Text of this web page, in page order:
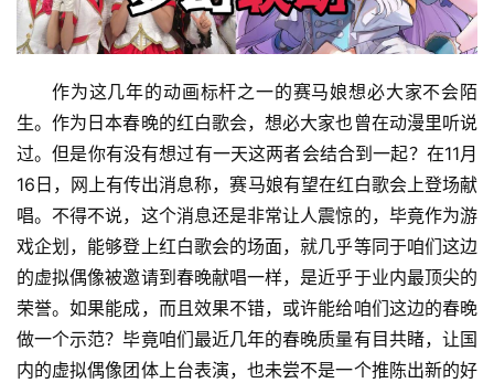
作为这几年的动画标杆之一的赛马娘想必大家不会陌
生。作为日本春晚的红白歌会，想必大家也曾在动漫里听说
过。但是你有没有想过有一天这两者会结合到一起？在11月
16日，网上有传出消息称，赛马娘有望在红白歌会上登场献
唱。不得不说，这个消息还是非常让人震惊的，毕竟作为游
戏企划，能够登上红白歌会的场面，就几乎等同于咱们这边
的虚拟偶像被邀请到春晚献唱一样，是近乎于业内最顶尖的
荣誉。如果能成，而且效果不错，或许能给咱们这边的春晚
做一个示范？毕竟咱们最近几年的春晚质量有目共睹，让国
内的虚拟偶像团体上台表演，也未尝不是一个推陈出新的好